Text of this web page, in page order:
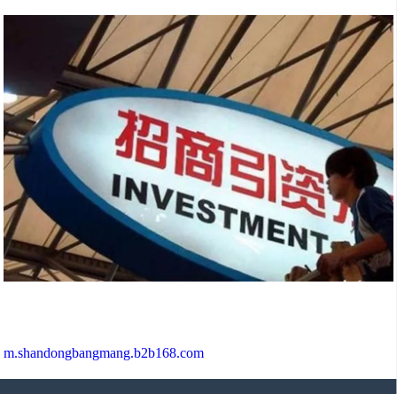
m.shandongbangmang.b2b168.com